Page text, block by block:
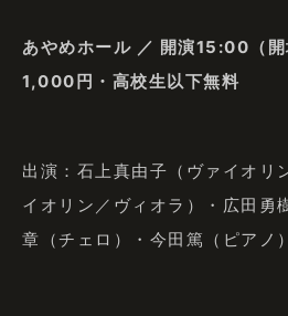
あやめホール ／ 開演15:00（
1,000円・高校生以下無料
出演：石上真由子（ヴァイオリ
イオリン／ヴィオラ）・広田勇
章（チェロ）・今田篤（ピアノ）